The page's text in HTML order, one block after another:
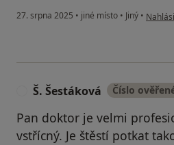
27. srpna 2025 • jiné místo • Jiný • podle
Š. Šestáková Číslo
Pan doktor je velmi
vstřícný. Je štěstí potkat